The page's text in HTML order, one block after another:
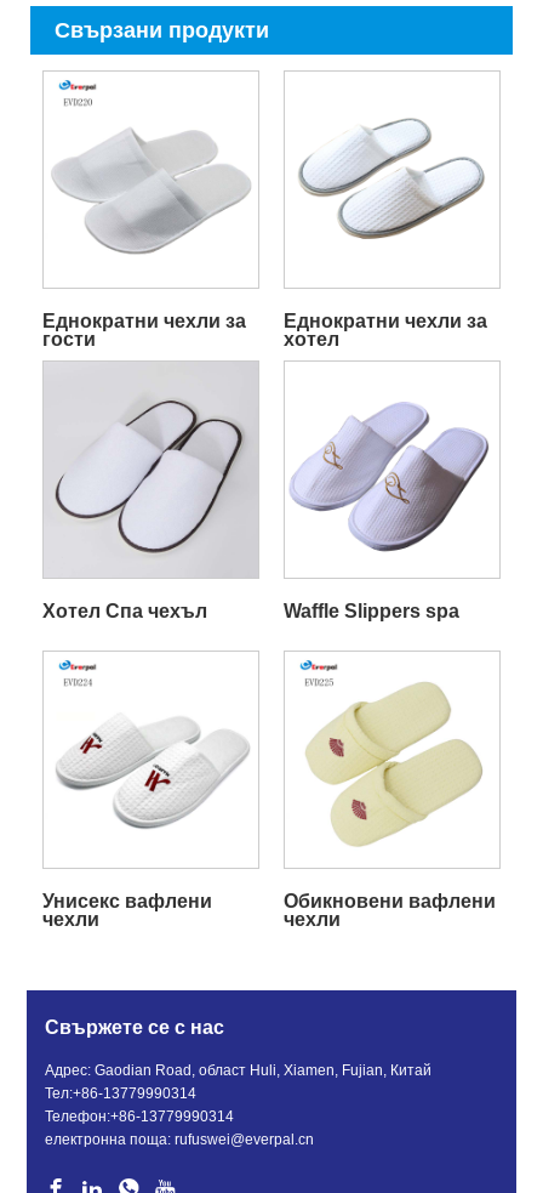
Свързани продукти
Еднократни чехли за
гости
Еднократни чехли за
хотел
Хотел Спа чехъл Waffle Slippers spa
Унисекс вафлени
чехли
Обикновени вафлени
чехли
Свържете се с нас
Адрес: Gaodian Road, област Huli, Xiamen, Fujian, Китай
Тел:+86-13779990314
Телефон:+86-13779990314
електронна поща:rufuswei@everpal.cn